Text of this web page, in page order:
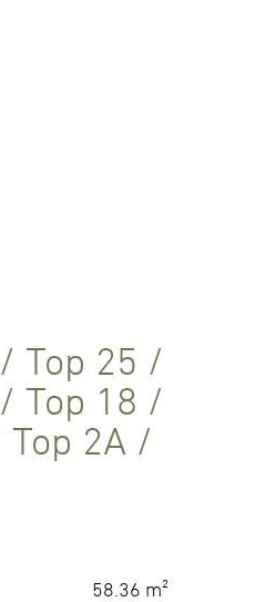
/ Top 25 /
/ Top 18 /
Top 2A /
58.36 m²